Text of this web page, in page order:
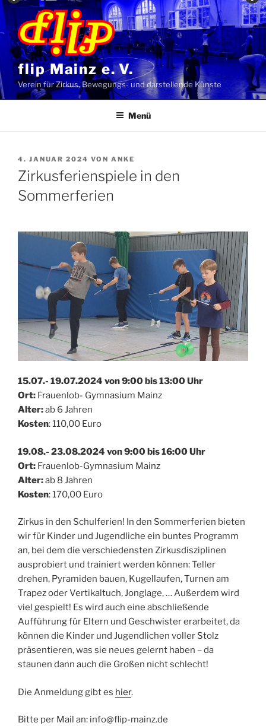
Zum
Inhalt
springen
flip Mainz e. V.
Verein für Zirkus, Bewegungs- und darstellende Künste
Menü
VERÖFFENTLICHT
AM
4. JANUAR 2024 VON ANKE
Zirkusferienspiele in den
Sommerferien
15.07.- 19.07.2024 von 9:00 bis 13:00 Uhr
Ort: Frauenlob- Gymnasium Mainz
Alter:ab 6 Jahren
Kosten: 110,00 Euro
19.08.- 23.08.2024 von 9:00 bis 16:00 Uhr
Ort: Frauenlob-Gymnasium Mainz
Alter:ab 8 Jahren
Kosten: 170,00 Euro
Zirkus in den Schulferien! In den Sommerferien bieten
wir für Kinder und Jugendliche ein buntes Programm
an, bei dem die verschiedensten Zirkusdisziplinen
ausprobiert und trainiert werden können: Teller
drehen, Pyramiden bauen, Kugellaufen, Turnen am
Trapez oder Vertikaltuch, Jonglage, … Außerdem wird
viel gespielt! Es wird auch eine abschließende
Aufführung für Eltern und Geschwister erarbeitet, da
können die Kinder und Jugendlichen voller Stolz
präsentieren, was sie neues gelernt haben – da
staunen dann auch die Großen nicht schlecht!
Die Anmeldung gibt es hier.
Bitte per Mail an: info@flip-mainz.de